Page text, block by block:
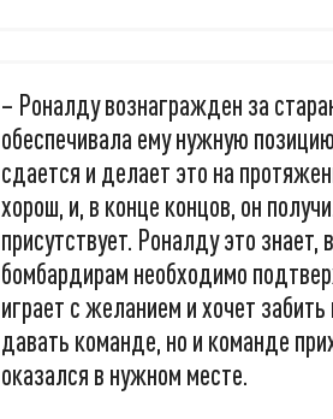
– Роналду вознагражден за
обеспечивала ему нужную
сдается и делает это на
хорош, и, в конце концов, он
присутствует. Роналду это
бомбардирам необходимо
играет с желанием и хочет
давать команде, но и команде
оказался в нужном месте.